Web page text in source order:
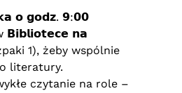
𝗼 𝗴𝗼𝗱𝘇. 𝟵:𝟬𝟬
𝗕𝗶𝗯𝗹𝗶𝗼𝘁𝗲𝗰𝗲 𝗻𝗮
1), żeby wspólnie
literatury.
czytanie na role –